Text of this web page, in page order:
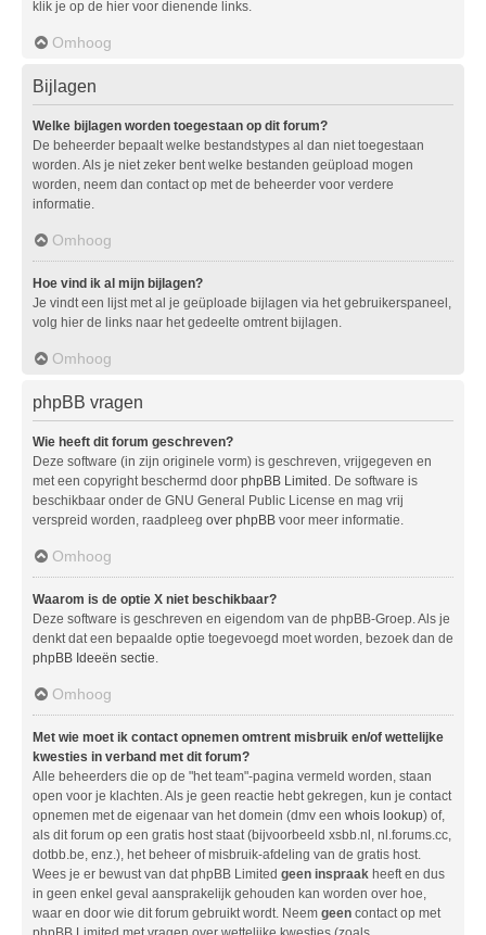
klik je op de hier voor dienende links.
Omhoog
Bijlagen
Welke bijlagen worden toegestaan op dit forum?
De beheerder bepaalt welke bestandstypes al dan niet toegestaan
worden. Als je niet zeker bent welke bestanden geüpload mogen
worden, neem dan contact op met de beheerder voor verdere
informatie.
Omhoog
Hoe vind ik al mijn bijlagen?
Je vindt een lijst met al je geüploade bijlagen via het gebruikerspaneel,
volg hier de links naar het gedeelte omtrent bijlagen.
Omhoog
phpBB vragen
Wie heeft dit forum geschreven?
Deze software (in zijn originele vorm) is geschreven, vrijgegeven en
met een copyright beschermd door phpBB Limited . De software is
beschikbaar onder de GNU General Public License en mag vrij
verspreid worden, raadpleeg over phpBB voor meer informatie.
Omhoog
Waarom is de optie X niet beschikbaar?
Deze software is geschreven en eigendom van de phpBB-Groep. Als je
denkt dat een bepaalde optie toegevoegd moet worden, bezoek dan de
phpBB Ideeën sectie.
Omhoog
Met wie moet ik contact opnemen omtrent misbruik en/of wettelijke
kwesties in verband met dit forum?
Alle beheerders die op de "het team"-pagina vermeld worden, staan
open voor je klachten. Als je geen reactie hebt gekregen, kun je contact
opnemen met de eigenaar van het domein (dmv een whois lookup) of,
als dit forum op een gratis host staat (bijvoorbeeld xsbb.nl, nl.forums.cc,
dotbb.be, enz.), het beheer of misbruik-afdeling van de gratis host.
Wees je er bewust van dat phpBB Limited geen inspraak heeft en dus
in geen enkel geval aansprakelijk gehouden kan worden over hoe,
waar en door wie dit forum gebruikt wordt. Neem geen contact op met